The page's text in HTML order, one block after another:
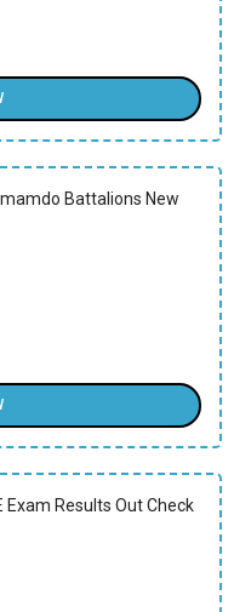
Battalions New
Exam Results Out Check